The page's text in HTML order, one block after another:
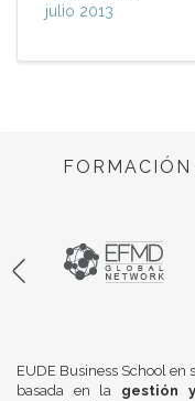
julio 2013
EUDE Business School
basada en la gestión